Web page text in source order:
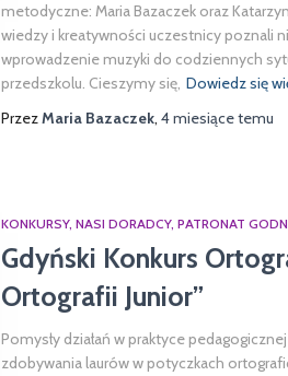
metodyczne: Maria Bazaczek oraz
wiedzy i kreatywności uczestnicy poznali
wprowadzenie muzyki do codziennych
przedszkolu. Cieszymy się, Dowiedz się
PrzezMaria Bazaczek, 4 miesiącetemu
KONKURSY NASI DORADCY PATRONAT GODN
Gdyński Konkurs
Ortografii Junior”
Pomysły działań w praktyce
zdobywania laurów w potyczkach